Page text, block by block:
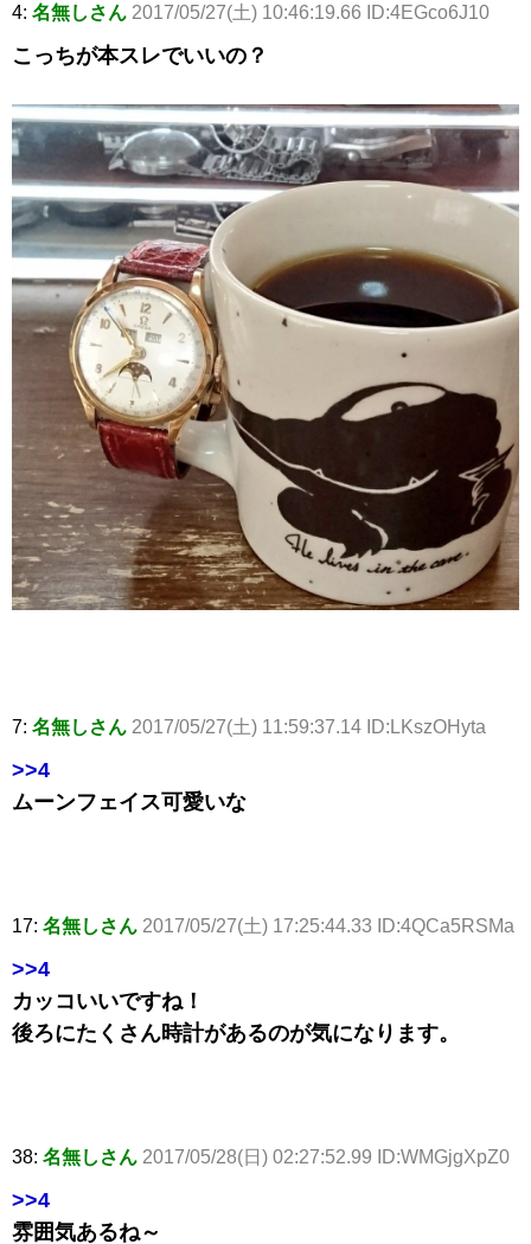
4: 名無しさん 2017/05/27(土) 10:46:19.66 ID:4EGco6J10
こっちが本スレでいいの？
7: 名無しさん 2017/05/27(土) 11:59:37.14 ID:LKszOHyta
>>4
ムーンフェイス可愛いな
17: 名無しさん 2017/05/27(土) 17:25:44.33 ID:4QCa5RSMa
>>4
カッコいいですね！
後ろにたくさん時計があるのが気になります。
38: 名無しさん 2017/05/28(日) 02:27:52.99 ID:WMGjgXpZ0
>>4
雰囲気あるね～